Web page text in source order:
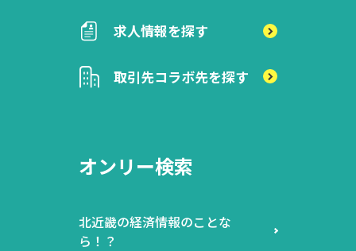
求人情報を探す
取引先コラボ先を探す
オンリー検索
北近畿の経済情報のことな
ら！？